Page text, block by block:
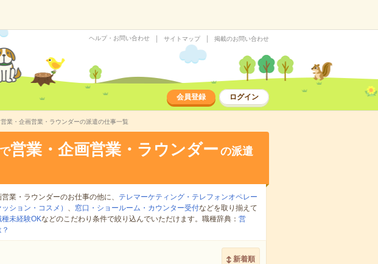
ヘルプ・お問い合わせ サイトマップ 掲載のお問い合わせ
会員登録 ログイン
業・企画営業・ラウンダーの派遣の仕事一覧
で営業・企画営業・ラウンダー の派遣
業・ラウンダーのお仕事の他に、
テレマーケティング・テレフォンオペレー
ション・コスメ） 、 窓口・ショールーム・カウンター受付などを取り揃えて
種未経験OKなどのこだわり条件で絞り込んでいただけます。職種辞典： 営
新着順